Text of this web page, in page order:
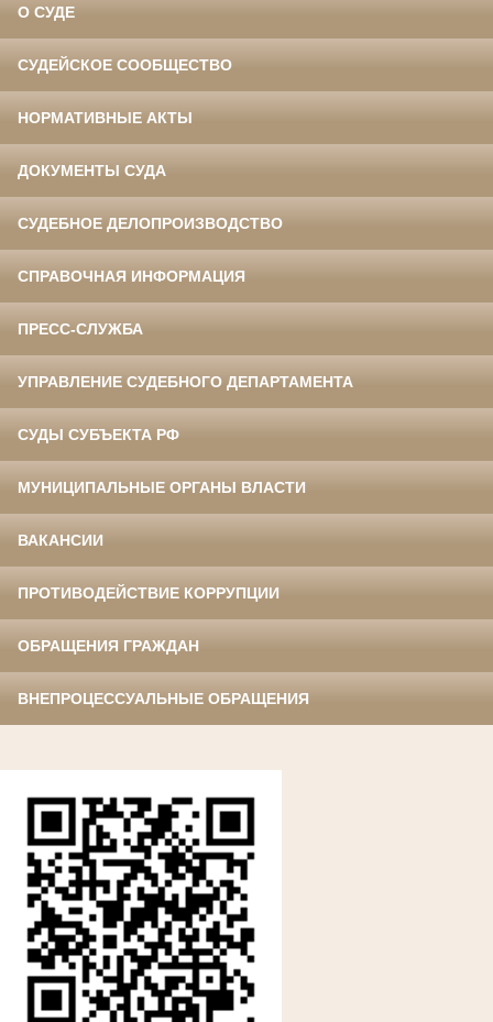
О СУДЕ
СУДЕЙСКОЕ СООБЩЕСТВО
НОРМАТИВНЫЕ АКТЫ
ДОКУМЕНТЫ СУДА
СУДЕБНОЕ ДЕЛОПРОИЗВОДСТВО
СПРАВОЧНАЯ ИНФОРМАЦИЯ
ПРЕСС-СЛУЖБА
УПРАВЛЕНИЕ СУДЕБНОГО ДЕПАРТАМЕНТА
СУДЫ СУБЪЕКТА РФ
МУНИЦИПАЛЬНЫЕ ОРГАНЫ ВЛАСТИ
ВАКАНСИИ
ПРОТИВОДЕЙСТВИЕ КОРРУПЦИИ
ОБРАЩЕНИЯ ГРАЖДАН
ВНЕПРОЦЕССУАЛЬНЫЕ ОБРАЩЕНИЯ